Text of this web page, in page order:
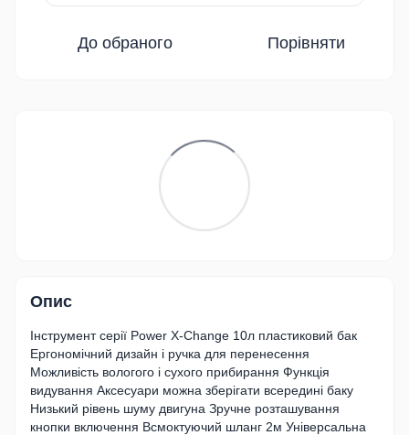
До обраного Порівняти
Опис
Інструмент серії Power X-Change 10л пластиковий бак
Ергономічний дизайн і ручка для перенесення
Можливість вологого і сухого прибирання Функція
видування Аксесуари можна зберігати всередині баку
Низький рівень шуму двигуна Зручне розташування
кнопки включення Всмоктуючий шланг 2м Універсальна